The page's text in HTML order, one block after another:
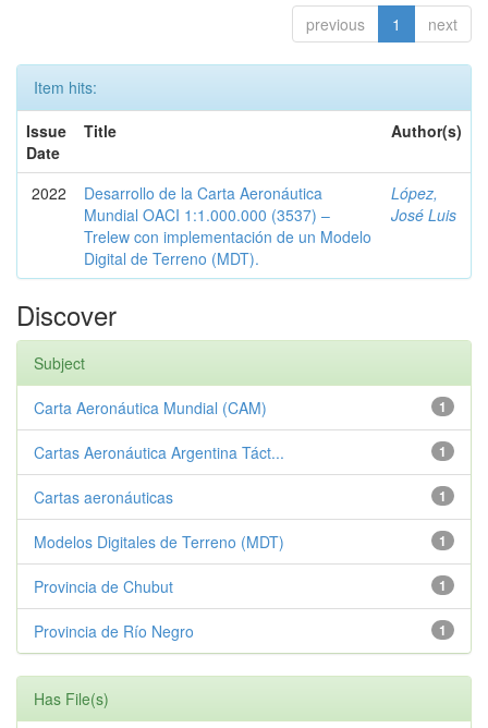
previous 1 next
Item hits:
Issue
Date
Title Author(s)
2022
Desarrollo de la Carta Aeronáutica
Mundial OACI 1:1.000.000 (3537) –
Trelew con implementación de un Modelo
Digital de Terreno (MDT).
López,
José Luis
Discover
Subject
1
Carta Aeronáutica Mundial (CAM)
1
Cartas Aeronáutica Argentina Táct...
1
Cartas aeronáuticas
1
Modelos Digitales de Terreno (MDT)
1
Provincia de Chubut
1
Provincia de Río Negro
Has File(s)